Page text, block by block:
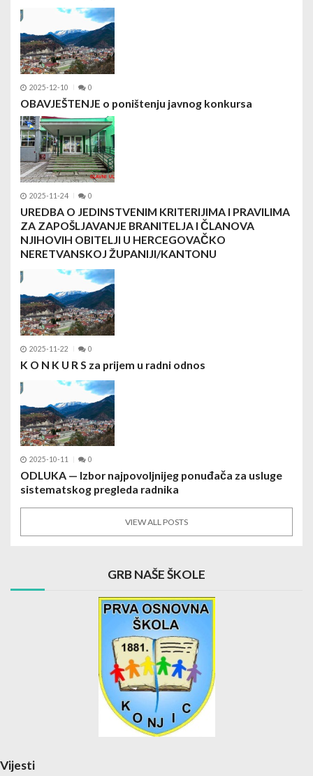
2025-12-10 0
OBAVJEŠTENJE o poništenju javnog konkursa
2025-11-24 0
UREDBA O JEDINSTVENIM KRITERIJIMA I PRAVILIMA
ZA ZAPOŠLJAVANJE BRANITELJA I ČLANOVA
NJIHOVIH OBITELJI U HERCEGOVAČKO
NERETVANSKOJ ŽUPANIJI/KANTONU
2025-11-22 0
K O N K U R S za prijem u radni odnos
2025-10-11 0
ODLUKA — Izbor najpovoljnijeg ponuđača za usluge
sistematskog pregleda radnika
VIEW ALL POSTS
GRB NAŠE ŠKOLE
Vijesti